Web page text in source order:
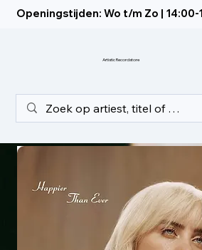
Openingstijden: Wo t/m Zo | 14:00-
Artistic Recordstore